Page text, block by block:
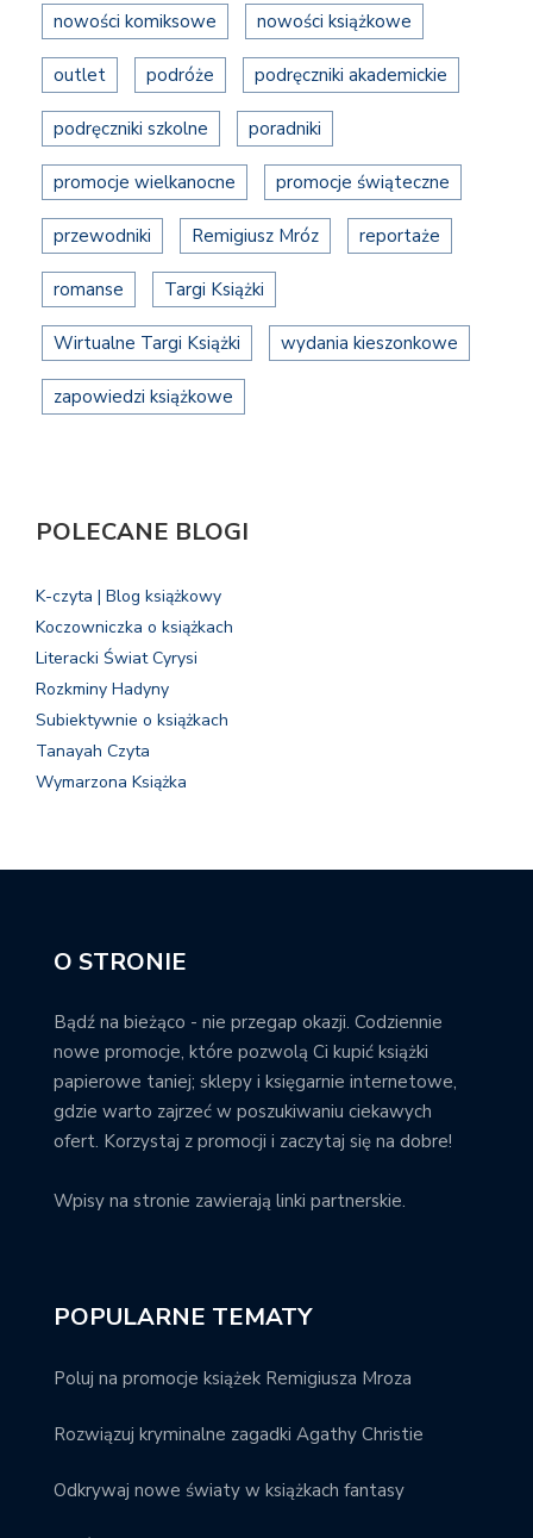
nowości komiksowe nowości książkowe
outlet podróże podręczniki akademickie
podręczniki szkolne poradniki
promocje wielkanocne promocje świąteczne
przewodniki Remigiusz Mróz reportaże
romanse Targi Książki
Wirtualne Targi Książki wydania kieszonkowe
zapowiedzi książkowe
POLECANE BLOGI
K-czyta | Blog książkowy
Koczowniczka o książkach
Literacki Świat Cyrysi
Rozkminy Hadyny
Subiektywnie o książkach
Tanayah Czyta
Wymarzona Książka
O STRONIE
Bądź na bieżąco - nie przegap okazji. Codziennie
nowe promocje, które pozwolą Ci kupić książki
papierowe taniej; sklepy i księgarnie internetowe,
gdzie warto zajrzeć w poszukiwaniu ciekawych
ofert. Korzystaj z promocji i zaczytaj się na dobre!
Wpisy na stronie zawierają linki partnerskie.
POPULARNE TEMATY
Poluj na promocje książek Remigiusza Mroza
Rozwiązuj kryminalne zagadki Agathy Christie
Odkrywaj nowe światy w książkach fantasy